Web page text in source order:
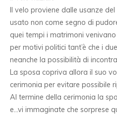
Il velo proviene dalle usanze
usato non come segno di
quei tempi i matrimoni
per motivi politici tant’è che i
neanche la possibilità di
La sposa copriva allora il suo
cerimonia per evitare possibile
Al termine della cerimonia la
e…vi immaginate che sorprese